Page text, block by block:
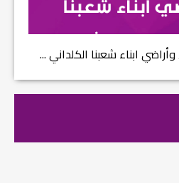
ابناء شعبنا الكلداني ...